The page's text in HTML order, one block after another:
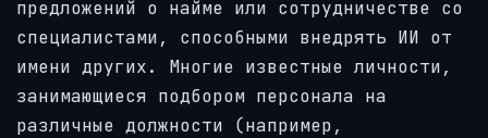
предложений о найме или сотрудничестве со
специалистами, способными внедрять ИИ от
имени других. Многие известные личности,
занимающиеся подбором персонала на
различные должности (например,